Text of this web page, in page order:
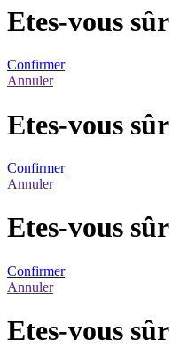
Etes-vous
Confirmer
Annuler
Etes-vous
Confirmer
Annuler
Etes-vous
Confirmer
Annuler
Etes-vous